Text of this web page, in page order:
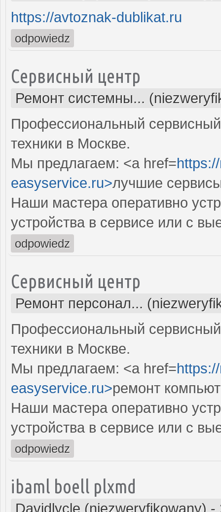
https://avtoznak-dublikat.ru
odpowiedz
Сервисный центр
Ремонт системны...
Профессиональный
техники в Москве.
Мы предлагаем: <a href=
easyservice.ru>лучшие
Наши мастера оперативно
устройства в сервисе или с
odpowiedz
Сервисный центр
Ремонт персонал...
Профессиональный
техники в Москве.
Мы предлагаем: <a href=
easyservice.ru>ремонт
Наши мастера оперативно
устройства в сервисе или с
odpowiedz
ibaml boell plxmd
Davidlycle (niezweryfikowany) -